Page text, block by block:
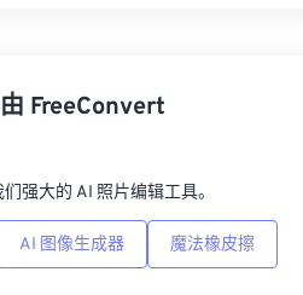
FreeConvert
强大的 AI 照片编辑工具。
AI 图像生成器 魔法橡皮擦